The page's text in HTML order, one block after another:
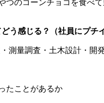
つのコーンチョコを食べて
う感じる？（社員にプチ
測量調査・土木設計・開
たことがあるか